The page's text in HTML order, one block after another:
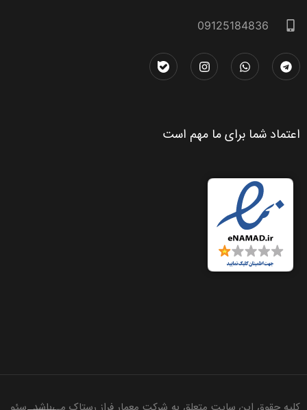
09125184836
اعتماد شما برای ما مهم است